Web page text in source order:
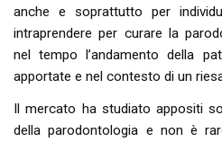
anche e soprattutto per
intraprendere per curare la
nel tempo l’andamento della
apportate e nel contesto di un
Il mercato ha studiato appositi
della parodontologia e non è